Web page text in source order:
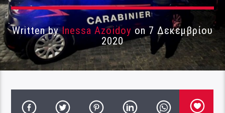
Written byInessa Azoidoy on 7 Δεκεμβρίου
2020